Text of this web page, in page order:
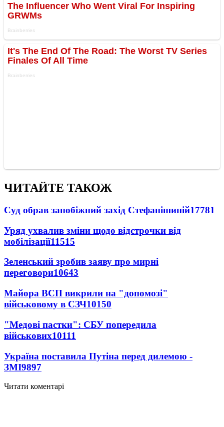
ЧИТАЙТЕ ТАКОЖ
Суд обрав запобіжний захід Стефанішиній17781
Уряд ухвалив зміни щодо відстрочки від
мобілізації11515
Зеленський зробив заяву про мирні
переговори10643
Майора ВСП викрили на "допомозі"
військовому в СЗЧ10150
"Медові пастки": СБУ попередила
військових10111
Україна поставила Путіна перед дилемою -
ЗМІ9897
Читати коментарі